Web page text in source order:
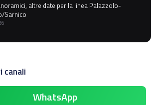
altre date per la linea Palazzolo-
Sarnico
canali
WhatsApp